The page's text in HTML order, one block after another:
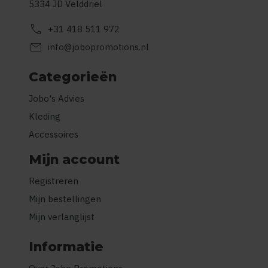
5334 JD Velddriel
call +31 418 511 972
mail info@jobopromotions.nl
Categorieën
Jobo's Advies
Kleding
Accessoires
Mijn account
Registreren
Mijn bestellingen
Mijn verlanglijst
Informatie